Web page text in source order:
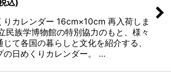
込)
りカレンダー 16cm×10cm 再入荷しま
民族学博物館の特別協力のもと、様々
じて各国の暮らしと文化を紹介する、
の日めくりカレンダー。 …